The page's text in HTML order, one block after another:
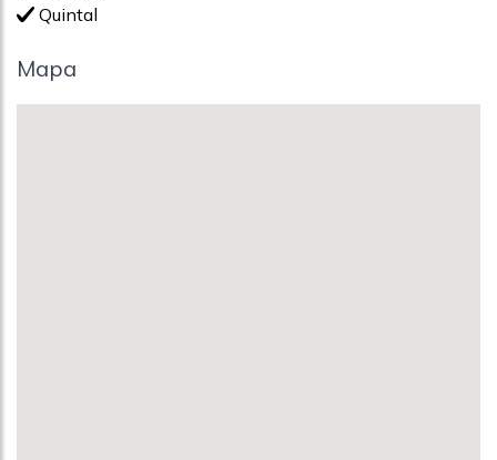
Quintal
Mapa